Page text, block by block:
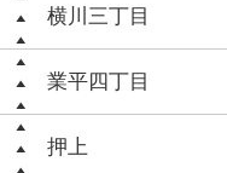
横川三丁目
業平四丁目
押上